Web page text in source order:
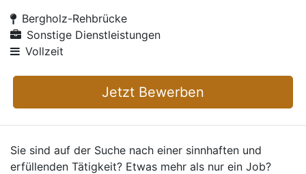
Bergholz-Rehbrücke
Sonstige Dienstleistungen
Vollzeit
Jetzt Bewerben
Sie sind auf der Suche nach einer sinnhaften und
erfüllenden Tätigkeit? Etwas mehr als nur ein Job?